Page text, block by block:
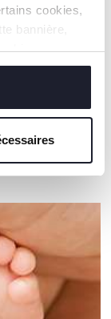
cookies,
bannière,
demandé.
vous
le trou
que